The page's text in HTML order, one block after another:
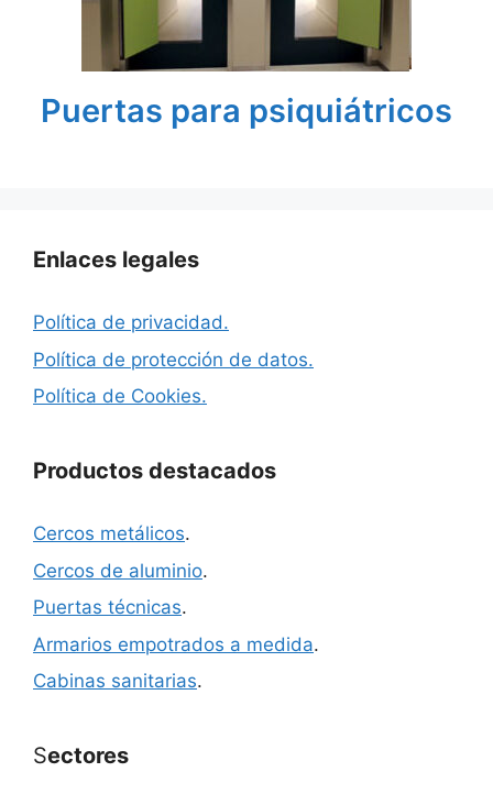
Puertas para psiquiátricos
Enlaces legales
Política de privacidad.
Política de protección de datos.
Política de Cookies.
Productos destacados
Cercos metálicos.
Cercos de aluminio.
Puertas técnicas.
Armarios empotrados a medida.
Cabinas sanitarias.
Sectores